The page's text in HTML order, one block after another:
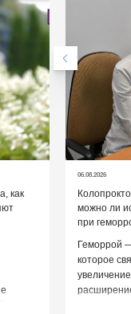
как
06.08.2026
можно ли
при
Геморрой
которое